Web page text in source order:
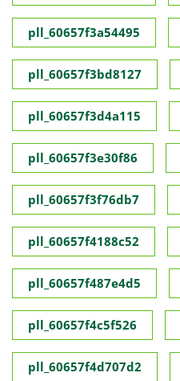
pll_60657f3a54495
pll_60657f3bd8127
pll_60657f3d4a115
pll_60657f3e30f86
pll_60657f3f76db7
pll_60657f4188c52
pll_60657f487e4d5
pll_60657f4c5f526
pll_60657f4d707d2